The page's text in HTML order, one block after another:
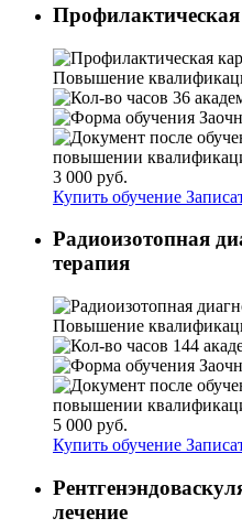
Повышение
36
повышении
3 000 руб.
Купить обучение
Радиоизотопная
терапия
Повышение
144
повышении
5 000 руб.
Купить обучение
лечение